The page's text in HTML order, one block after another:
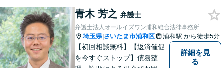
会社経営、経理・税務などに
も詳しく、きめ細かく対応致
します。刑事事件にも力を入
れています。
青木 芳之 弁護士
弁護士法人オールイズワン浦和総合法律事務所
埼玉県|さいたま市浦和区 浦和駅 から徒歩5分
【初回相談無料】【返済催促
を今すぐストップ】債務整
詳細を見
る